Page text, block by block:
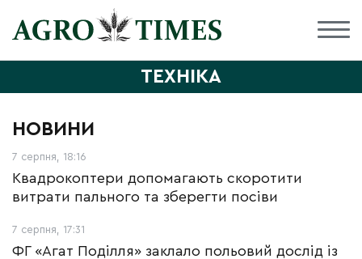
ТЕХНІКА
НОВИНИ
7 серпня, 18:16
Квадрокоптери допомагають скоротити
витрати пального та зберегти посіви
7 серпня, 17:31
ФГ «Агат Поділля» заклало польовий дослід із